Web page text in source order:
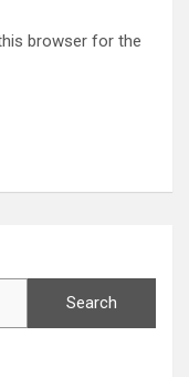
browser for the
Search